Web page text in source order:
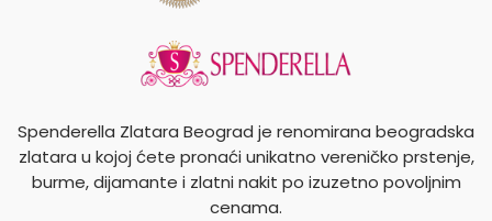
Spenderella Zlatara Beograd je renomirana beogradska
zlatara u kojoj ćete pronaći unikatno vereničko prstenje,
burme, dijamante i zlatni nakit po izuzetno povoljnim
cenama.